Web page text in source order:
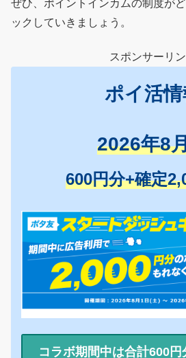
ぜひ、ポイントインカムの制度が
ックしていきましょう。
スポンサーリ
ポイ活情
2026年8
600円分+確定
コラボ期間中は合計600